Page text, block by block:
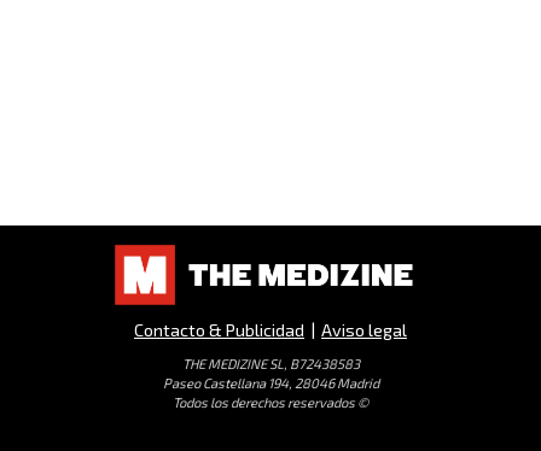
Contacto & Publicidad | Aviso legal
THE MEDIZINE SL, B72438583
Paseo Castellana 194, 28046 Madrid
Todos los derechos reservados ©